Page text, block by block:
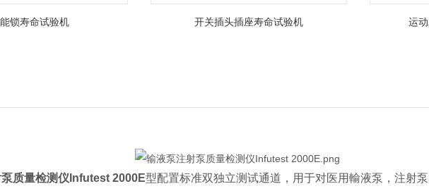
锁寿命试验机 开关插头插座寿命试验机 运
质量检测仪Infutest 2000E型配置标准双独立测试通道，用于对医用輸液泵，注射